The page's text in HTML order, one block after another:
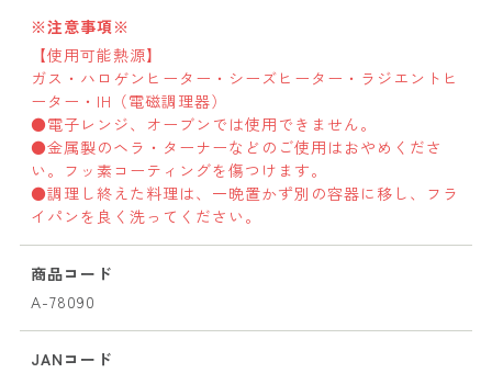
※注意事項※
【使用可能熱源】
ガス・ハロゲンヒーター・シーズヒーター・ラジエントヒ
ーター・IH（電磁調理器）
●電子レンジ、オーブンでは使用できません。
●金属製のヘラ・ターナーなどのご使用はおやめくださ
い。フッ素コーティングを傷つけます。
●調理し終えた料理は、一晩置かず別の容器に移し、フラ
イパンを良く洗ってください。
商品コード
A-78090
JANコード